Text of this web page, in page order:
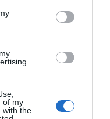
of my
with the
de
un trabajo